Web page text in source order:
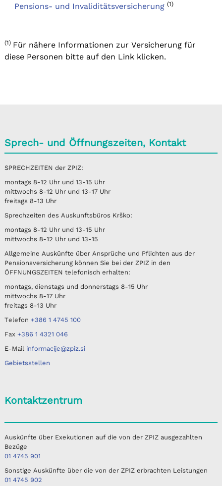
Pensions- und Invaliditätsversicherung (1)
(1) Für nähere Informationen zur Versicherung für
diese Personen bitte auf den Link klicken.
Sprech- und Öffnungszeiten, Kontakt
SPRECHZEITEN der ZPIZ:
montags 8-12 Uhr und 13-15 Uhr
mittwochs 8-12 Uhr und 13-17 Uhr
freitags 8-13 Uhr
Sprechzeiten des Auskunftsbüros Krško:
montags 8-12 Uhr und 13-15 Uhr
mittwochs 8-12 Uhr und 13-15
Allgemeine Auskünfte über Ansprüche und Pflichten aus der
Pensionsversicherung können Sie bei der ZPIZ in den
ÖFFNUNGSZEITEN telefonisch erhalten:
montags, dienstags und donnerstags 8-15 Uhr
mittwochs 8-17 Uhr
freitags 8-13 Uhr
Telefon +386 1 4745 100
Fax +386 1 4321 046
E-Mail informacije@zpiz.si
Gebietsstellen
Kontaktzentrum
Auskünfte über Exekutionen auf die von der ZPIZ ausgezahlten
Bezüge
01 4745 901
Sonstige Auskünfte über die von der ZPIZ erbrachten Leistungen
01 4745 902